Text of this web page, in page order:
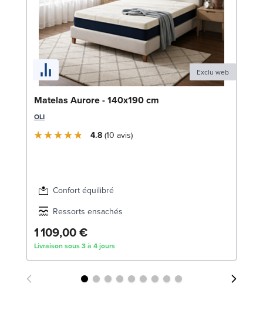
Exclu web
Matelas Aurore - 140x190 cm
OLI
4.8 10 avis
Confort équilibré
Ressorts ensachés
1 109,00 €
Livraison sous 3 à 4 jours